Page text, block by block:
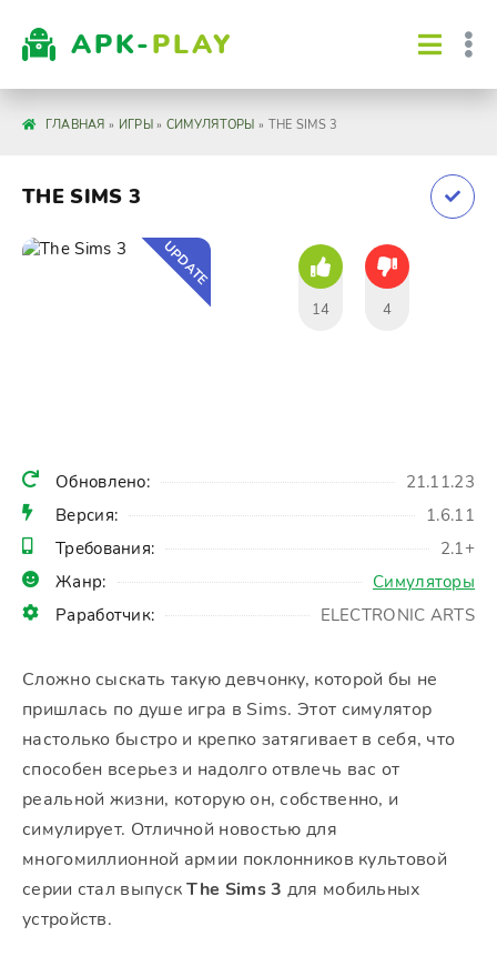
APK-PLAY
ГЛАВНАЯ » ИГРЫ» СИМУЛЯТОРЫ » THE SIMS 3
THE SIMS 3
Обновлено:
21.11.23
Версия:
1.6.11
Требования:
2.1+
Жанр:
Симуляторы
Раработчик:
ELECTRONIC ARTS
UPDATE
14 4
Сложно сыскать такую девчонку, которой бы не
пришлась по душе игра в Sims. Этот симулятор
настолько быстро и крепко затягивает в себя, что
способен всерьез и надолго отвлечь вас от
реальной жизни, которую он, собственно, и
симулирует. Отличной новостью для
многомиллионной армии поклонников культовой
серии стал выпускThe Sims 3 для мобильных
устройств.